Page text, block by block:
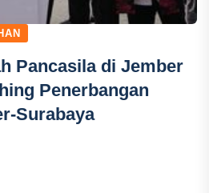
Pancasila di Jember
Penerbangan
Surabaya